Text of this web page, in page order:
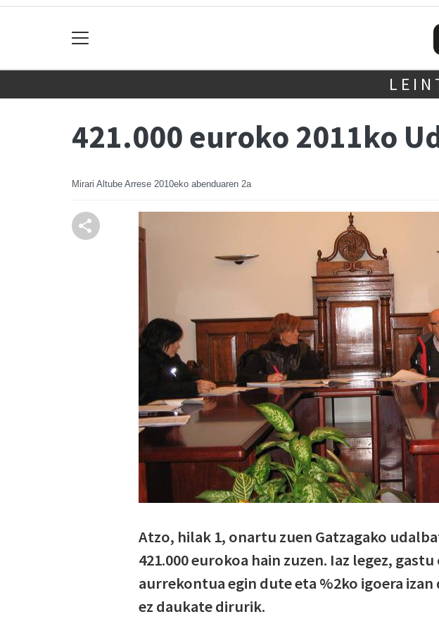
421.000 euroko 2011ko
Mirari Altube Arrese 2010eko abenduaren 2a
Atzo, hilak 1, onartu zuen Gatzagako
421.000 eurokoa hain zuzen. Iaz legez,
aurrekontua egin dute eta %2ko igoera
ez daukate dirurik.